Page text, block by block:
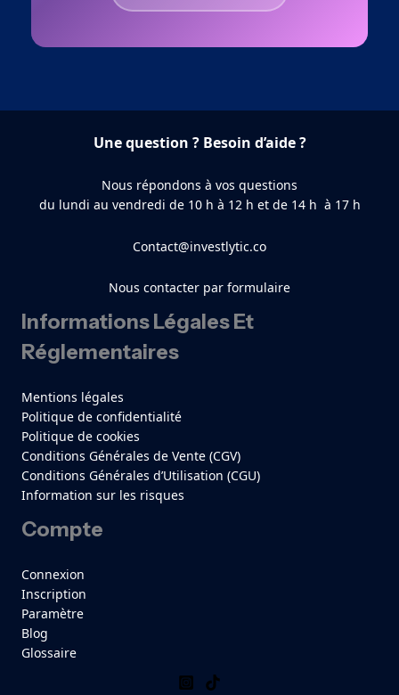
Une question ? Besoin d’aide ?
Nous répondons à vos questions
du lundi au vendredi de 10 h à 12 h et de 14 h à 17 h
Contact@investlytic.co
Nous contacter par formulaire
Informations Légales Et
Réglementaires
Mentions légales
Politique de confidentialité
Politique de cookies
Conditions Générales de Vente (CGV)
Conditions Générales d’Utilisation (CGU)
Information sur les risques
Compte
Connexion
Inscription
Paramètre
Blog
Glossaire